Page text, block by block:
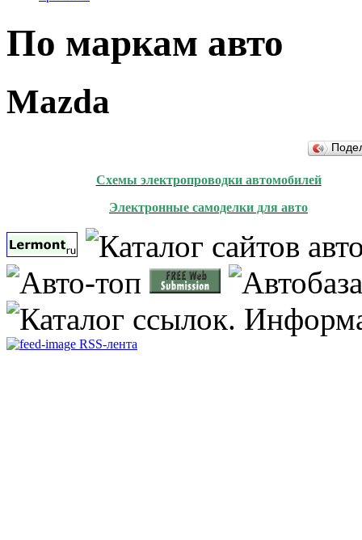
По маркам авто
Mazda
Схемы электропроводки автомобилей
Электронные самоделки для авто
RSS-лента